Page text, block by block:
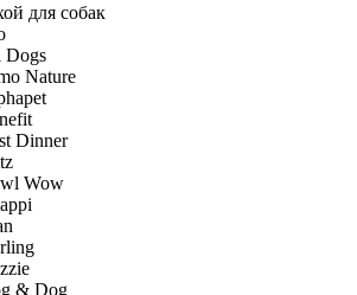
для собак
Dogs
Nature
Dinner
Wow
& Dog